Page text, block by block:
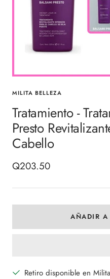
MILITA BELLEZA
Tratamiento -
Presto
Cabello
Precio
Q203.50
AÑADIR A
Retiro disponible en